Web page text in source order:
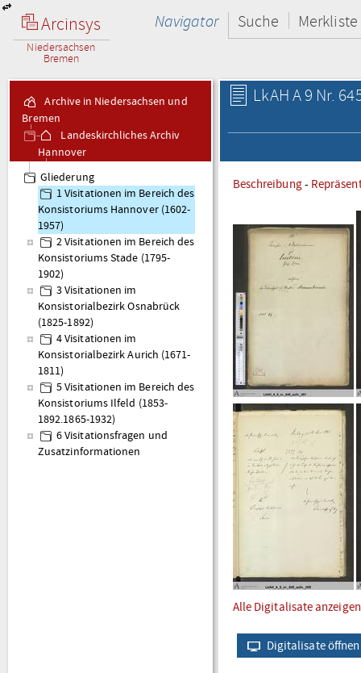
Arcinsys
Niedersachsen
Bremen
Navigator Suche Merkliste
Archive in Niedersachsen und
Bremen
Landeskirchliches Archiv
Hannover
Gliederung
1 Visitationen im Bereich des
Konsistoriums Hannover (1602-
1957)
2 Visitationen im Bereich des
Konsistoriums Stade (1795-
1902)
3 Visitationen im
Konsistorialbezirk Osnabrück
(1825-1892)
4 Visitationen im
Konsistorialbezirk Aurich (1671-
1811)
5 Visitationen im Bereich des
Konsistoriums Ilfeld (1853-
1892.1865-1932)
6 Visitationsfragen und
Zusatzinformationen
LkAH A 9 Nr.
Beschreibung-
Alle Digitalisate
Digitalisate öffnen